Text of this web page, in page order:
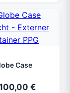
Case
€